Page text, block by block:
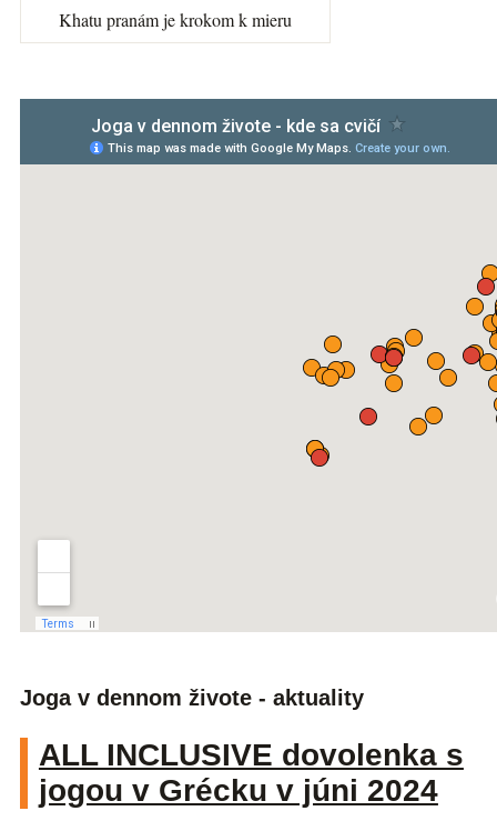
Khatu pranám je krokom k mieru
Joga v dennom živote - aktuality
ALL INCLUSIVE dovolenka s
jogou v Grécku v júni 2024